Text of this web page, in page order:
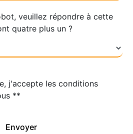
veuillez répondre à cette
quatre plus un ?
j'accepte les conditions
**
Envoyer